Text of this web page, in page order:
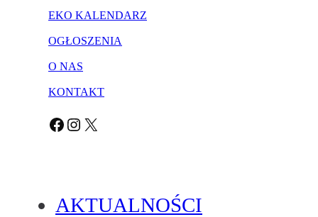
EKO KALENDARZ
OGŁOSZENIA
O NAS
KONTAKT
Facebook Instagram X
AKTUALNOŚCI